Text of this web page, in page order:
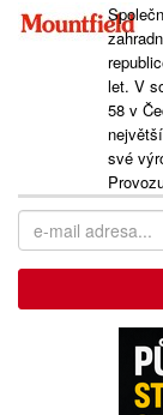
let. V
58 v
své